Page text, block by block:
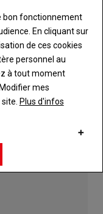
bon fonctionnement
En cliquant sur
de ces cookies
personnel au
à tout moment
mes
Plus d'infos